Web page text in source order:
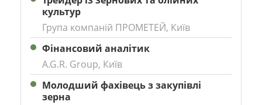
культур
Група компаній ПРОМЕТЕЙ, Київ
Фінансовий аналітик
A.G.R. Group, Київ
Молодший фахівець з закупівлі
зерна